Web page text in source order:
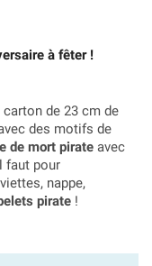
à fêter !
carton de 23 cm de
des motifs de
de mort pirate avec
faut pour
nappe,
pirate !